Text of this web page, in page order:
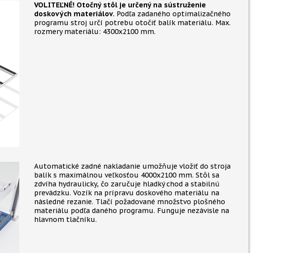
VOLITEĽNÉ! Otočný stôl je určený na sústruženie
doskových materiálov. Podľa zadaného optimalizačného
programu stroj určí potrebu otočiť balík materiálu. Max.
rozmery materiálu: 4300x2100 mm.
Automatické zadné nakladanie umožňuje vložiť do stroja
balík s maximálnou veľkosťou 4000x2100 mm. Stôl sa
zdvíha hydraulicky, čo zaručuje hladký chod a stabilnú
prevádzku. Vozík na prípravu doskového materiálu na
následné rezanie. Tlačí požadované množstvo plošného
materiálu podľa daného programu. Funguje nezávisle na
hlavnom tlačníku.